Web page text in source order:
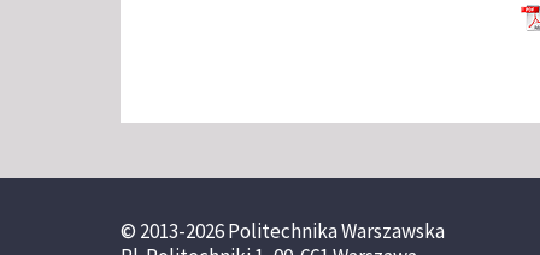
© 2013-2026 Politechnika Warszawska